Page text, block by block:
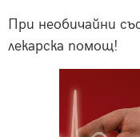
При необичайни
лекарска помощ!